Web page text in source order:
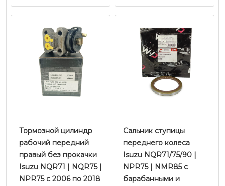
вал | Koyo
Тормозной цилиндр
рабочий передний
правый без прокачки
Isuzu NQR71 | NQR75 |
NPR75 с 2006 по 2018
Сальник ступицы
переднего колеса
Isuzu NQR71/75/90 |
NPR75 | NMR85 с
барабанными и